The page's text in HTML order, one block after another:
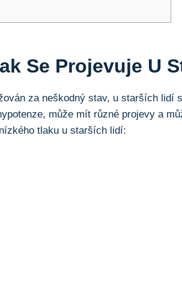
Se Projevuje U
za neškodný stav, u starších lidí
může mít různé projevy a
tlaku u starších lidí: